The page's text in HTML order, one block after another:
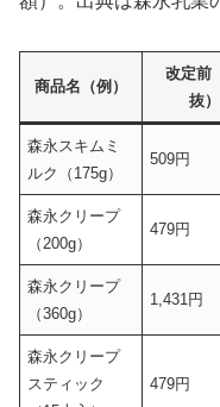
商品名（例）
改定前
抜）
森永スキムミ
ルク（175g）
509円
森永クリープ
（200g）
479円
森永クリープ
（360g）
1,431円
森永クリープ
スティック
479円